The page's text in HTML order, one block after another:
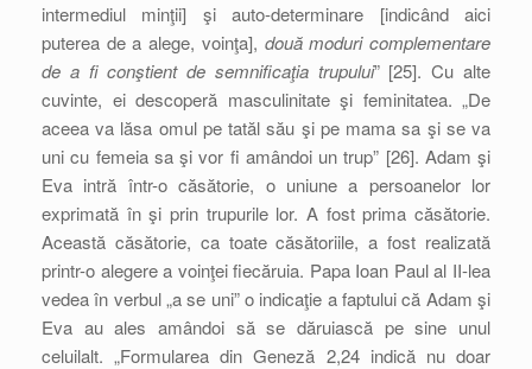
intermediul minţii] şi auto-determinare [indicând aici
puterea de a alege, voinţa], două moduri complementare
de a fi conştient de semnificaţia trupului” [25]. Cu alte
cuvinte, ei descoperă masculinitate şi feminitatea. „De
aceea va lăsa omul pe tatăl său şi pe mama sa şi se va
uni cu femeia sa şi vor fi amândoi un trup” [26]. Adam şi
Eva intră într-o căsătorie, o uniune a persoanelor lor
exprimată în şi prin trupurile lor. A fost prima căsătorie.
Această căsătorie, ca toate căsătoriile, a fost realizată
printr-o alegere a voinţei fiecăruia. Papa Ioan Paul al II-lea
vedea în verbul „a se uni” o indicaţie a faptului că Adam şi
Eva au ales amândoi să se dăruiască pe sine unul
celuilalt. „Formularea din Geneză 2,24 indică nu doar